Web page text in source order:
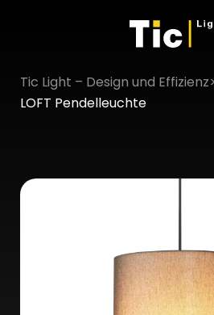
Tic Light – Design und Effizienz>
LOFT Pendelleuchte